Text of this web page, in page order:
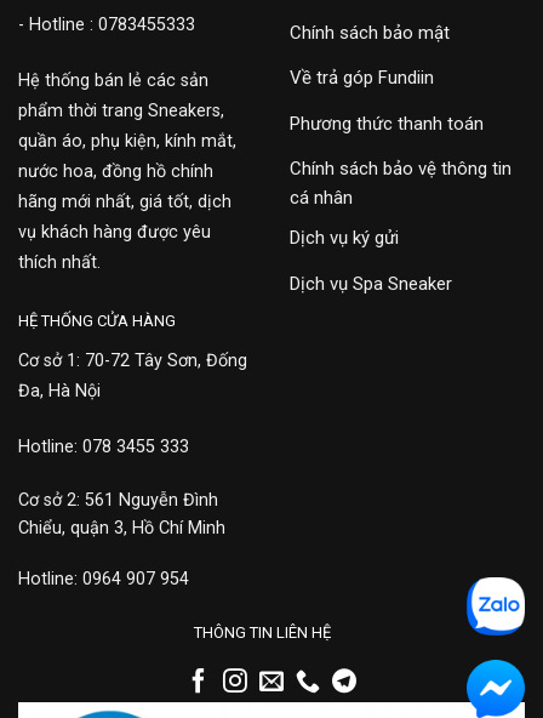
- Hotline : 0783455333
Hệ thống bán lẻ các sản
phẩm thời trang Sneakers,
quần áo, phụ kiện, kính mắt,
nước hoa, đồng hồ chính
hãng mới nhất, giá tốt, dịch
vụ khách hàng được yêu
thích nhất.
Chính sách bảo mật
Về trả góp Fundiin
Phương thức thanh toán
Chính sách bảo vệ thông tin
cá nhân
Dịch vụ ký gửi
Dịch vụ Spa Sneaker
HỆ THỐNG CỬA HÀNG
Cơ sở 1: 70-72 Tây Sơn, Đống
Đa, Hà Nội
Hotline: 078 3455 333
Cơ sở 2: 561 Nguyễn Đình
Chiểu, quận 3, Hồ Chí Minh
Hotline: 0964 907 954
THÔNG TIN LIÊN HỆ